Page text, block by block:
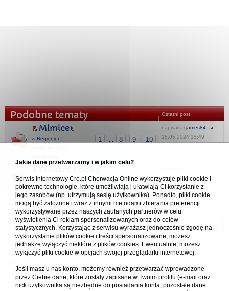
Podobne tematy Ostatni post
Mimice
1 8 9 10
w Regiony i
napisał(a) james84
15.05.2024 15:49
Lokva,Mimice
wApartamenty, hotele, pokoje
Piotrek7722
04.05.2025 16:44
Forum Chorwacja Online - Cro.pl
Usuń ciasteczka• Strefa czasowa: UTC + 1 (Polska - czas zimowy) [ DST
Jakie dane przetwarzamy i w jakim celu?
Serwis internetowy Cro.pl Chorwacja Online wykorzystuje pliki cookie i
pokrewne technologie, które umożliwiają i ułatwiają Ci korzystanie z
jego zasobów (np. utrzymują sesję użytkownika). Ponadto, pliki cookie
mogą być założone i wraz z innymi metodami zbierania preferencji
wykorzystywane przez naszych zaufanych partnerów w celu
wyświetlenia Ci reklam spersonalizowanych oraz do celów
statystycznych. Korzystając z serwisu wyrażasz jednocześnie zgodę na
wykorzystanie plików cookie i treści spersonalizowane, możesz
jednakże wyłączyć niektóre z plików cookies. Ewentualnie, możesz
wyłączyć pliki cookie w opcjach swojej przeglądarki internetowej.
Jeśli masz u nas konto, możemy również przetwarzać wprowadzone
przez Ciebie dane, które zostały zapisane w Twoim profilu (e-mail oraz
nick użytkownika są niezbędne do posiadania konta, pozostałe dane